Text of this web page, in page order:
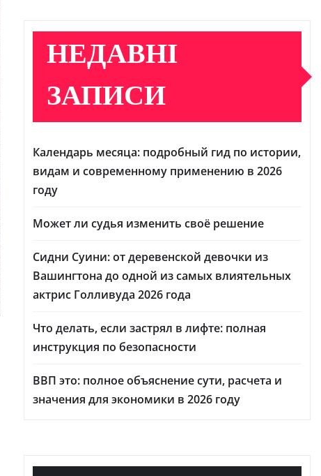
НЕДАВНІ
ЗАПИСИ
Календарь месяца: подробный гид по истории,
видам и современному применению в 2026
году
Может ли судья изменить своё решение
Сидни Суини: от деревенской девочки из
Вашингтона до одной из самых влиятельных
актрис Голливуда 2026 года
Что делать, если застрял в лифте: полная
инструкция по безопасности
ВВП это: полное объяснение сути, расчета и
значения для экономики в 2026 году